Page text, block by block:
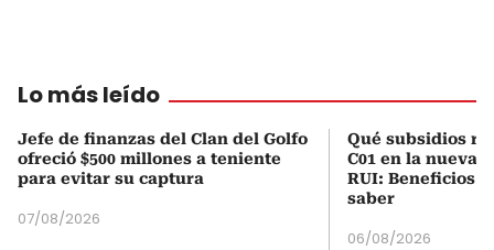
Lo más leído
Jefe de finanzas del Clan del Golfo
ofreció $500 millones a teniente
para evitar su captura
07/08/2026
Qué subsidios
C01 en la nueva
RUI: Beneficios
saber
06/08/2026